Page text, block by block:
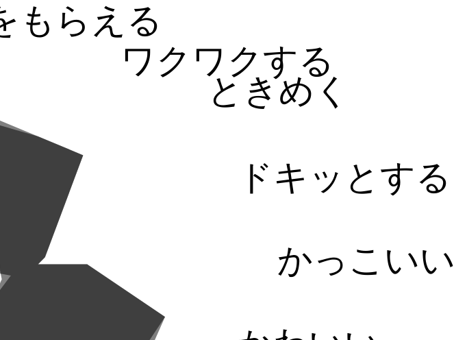
もらえる
ワクワクする
ときめく
ドキッとする
かっこいい